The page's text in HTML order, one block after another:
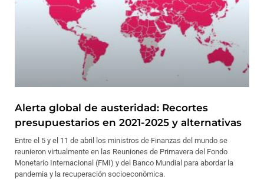
Alerta global de austeridad: Recortes
presupuestarios en 2021-2025 y alternativas
Entre el 5 y el 11 de abril los ministros de Finanzas del mundo se
reunieron virtualmente en las Reuniones de Primavera del Fondo
Monetario Internacional (FMI) y del Banco Mundial para abordar la
pandemia y la recuperación socioeconómica.